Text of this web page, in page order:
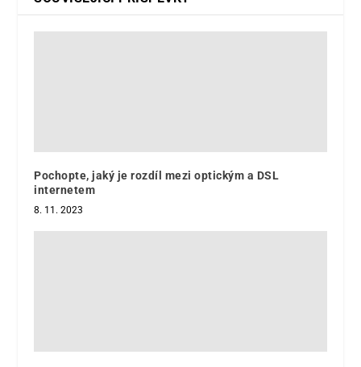
Pochopte, jaký je rozdíl mezi optickým a DSL
internetem
8. 11. 2023